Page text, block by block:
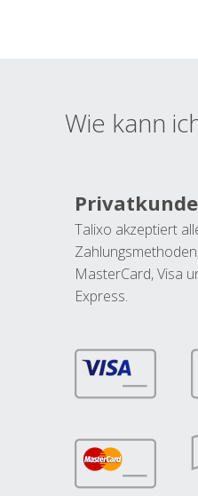
Wie kann
Talixo akzeptiert
MasterCard, Visa
Express.